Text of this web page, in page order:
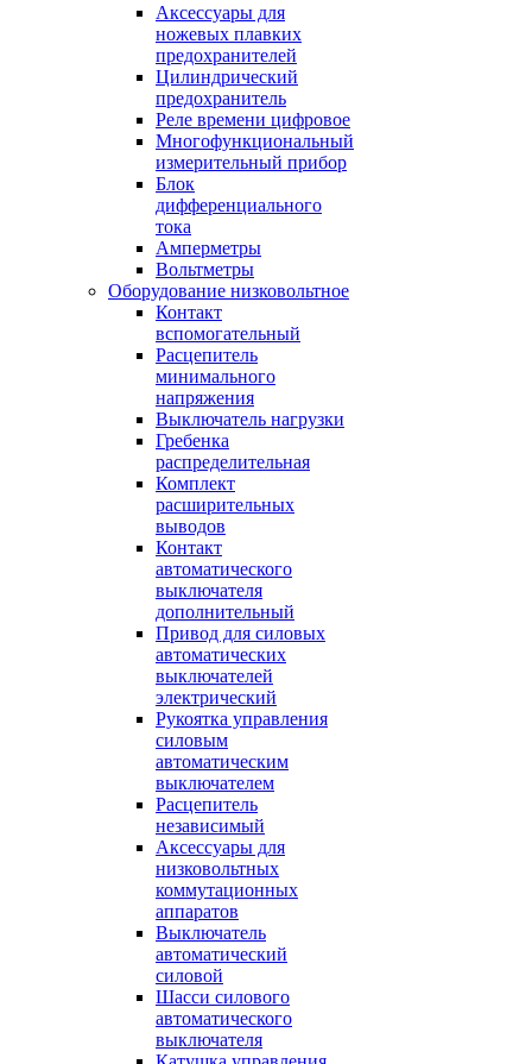
Аксессуары для
ножевых плавких
предохранителей
Цилиндрический
предохранитель
Реле времени цифровое
Многофункциональный
измерительный прибор
Блок
дифференциального
тока
Амперметры
Вольтметры
Оборудование низковольтное
Контакт
вспомогательный
Расцепитель
минимального
напряжения
Выключатель нагрузки
Гребенка
распределительная
Комплект
расширительных
выводов
Контакт
автоматического
выключателя
дополнительный
Привод для силовых
автоматических
выключателей
электрический
Рукоятка управления
силовым
автоматическим
выключателем
Расцепитель
независимый
Аксессуары для
низковольтных
коммутационных
аппаратов
Выключатель
автоматический
силовой
Шасси силового
автоматического
выключателя